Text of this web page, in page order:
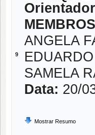
9
ANGELA
SAMELA
Data: 20/
Mostrar Resumo